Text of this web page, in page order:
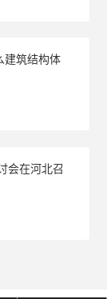
建筑结构体
会在河北召